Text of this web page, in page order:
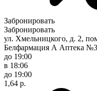
Забронировать
Забронировать
ул. Хмельницкого, д. 2,
Белфармация А Аптека
до 19:00
в 18:06
до 19:00
1,64 р.